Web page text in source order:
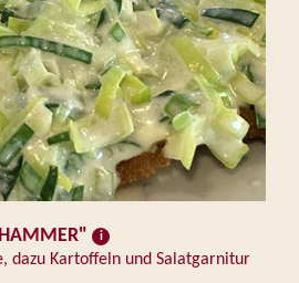
dazu Kartoffeln und Salatgarnitur